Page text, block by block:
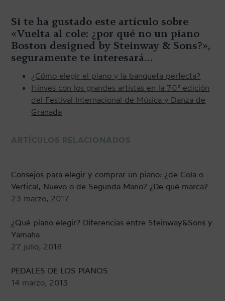
Si te ha gustado este artículo sobre
«Vuelta al cole: ¿por qué no un piano
Boston designed by Steinway & Sons?»,
seguramente te interesará…
¿Cómo elegir el piano y la banqueta perfecta?
Hinves con los grandes artistas en la 70ª edición
del Festival Internacional de Música y Danza de
Granada
ARTÍCULOS RELACIONADOS
Consejos para elegir y comprar un piano: ¿de Cola o
Vertical, Nuevo o de Segunda Mano? ¿De qué marca?
23 marzo, 2017
¿Qué piano elegir? Diferencias entre Steinway&Sons y
Yamaha
27 julio, 2018
PEDALES DE LOS PIANOS
14 marzo, 2013